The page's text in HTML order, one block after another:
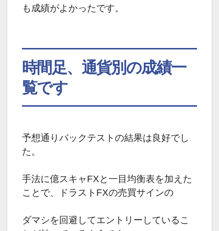
も成績がよかったです。
時間足、通貨別の成績一
覧です
予想通りバックテストの結果は良好でし
た。
手法に億スキャFXと一目均衡表を加えた
ことで、ドラストFXの売買サインの
ダマシを回避してエントリーしているこ